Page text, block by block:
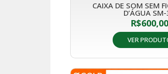
CAIXA DE SOM SEM
D’ÁGUA
R$600,00
VER